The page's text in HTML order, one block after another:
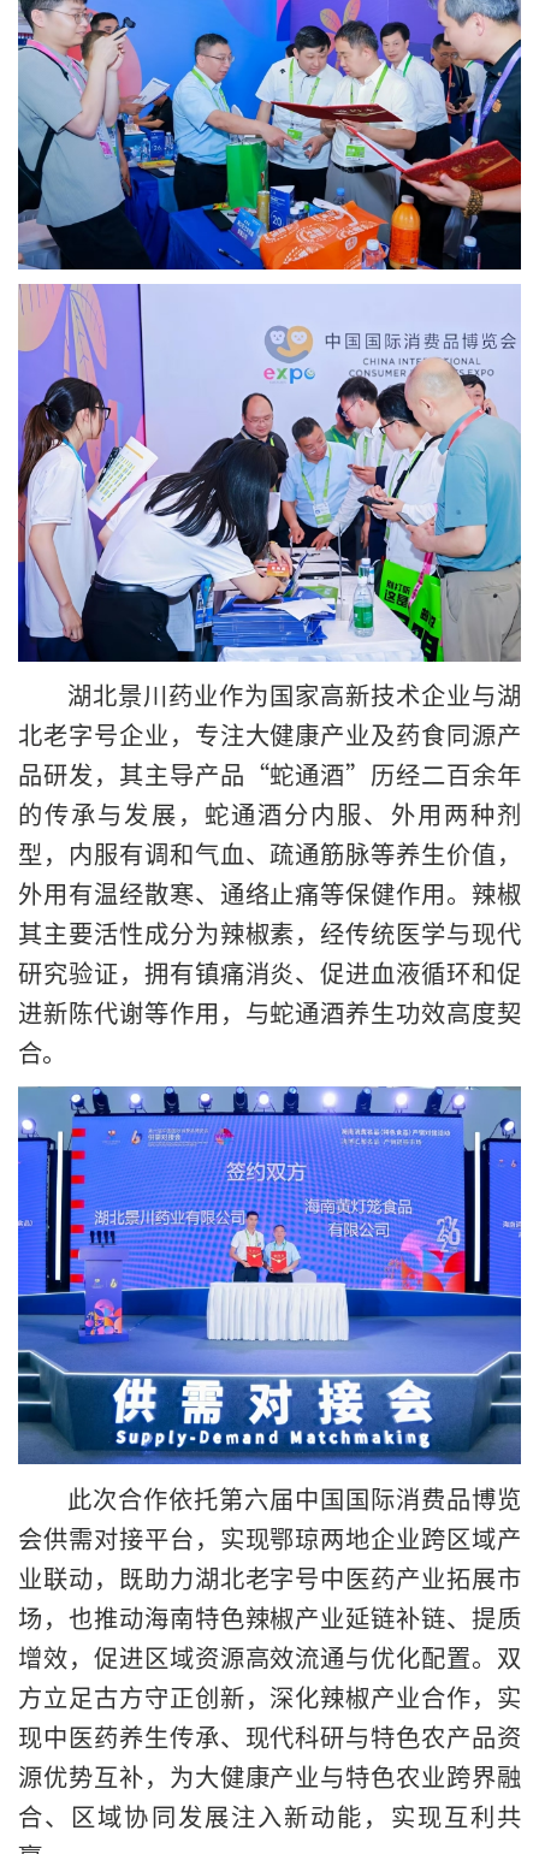
湖北景川药业作为国家高新技术企业与湖
北老字号企业，专注大健康产业及药食同源产
品研发，其主导产品“蛇通酒”历经二百余年
的传承与发展，蛇通酒分内服、外用两种剂
型，内服有调和气血、疏通筋脉等养生价值，
外用有温经散寒、通络止痛等保健作用。辣椒
其主要活性成分为辣椒素，经传统医学与现代
研究验证，拥有镇痛消炎、促进血液循环和促
进新陈代谢等作用，与蛇通酒养生功效高度契
合。
此次合作依托第六届中国国际消费品博览
会供需对接平台，实现鄂琼两地企业跨区域产
业联动，既助力湖北老字号中医药产业拓展市
场，也推动海南特色辣椒产业延链补链、提质
增效，促进区域资源高效流通与优化配置。双
方立足古方守正创新，深化辣椒产业合作，实
现中医药养生传承、现代科研与特色农产品资
源优势互补，为大健康产业与特色农业跨界融
合、区域协同发展注入新动能，实现互利共